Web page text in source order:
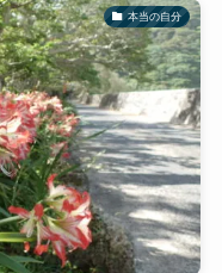
本当の自分